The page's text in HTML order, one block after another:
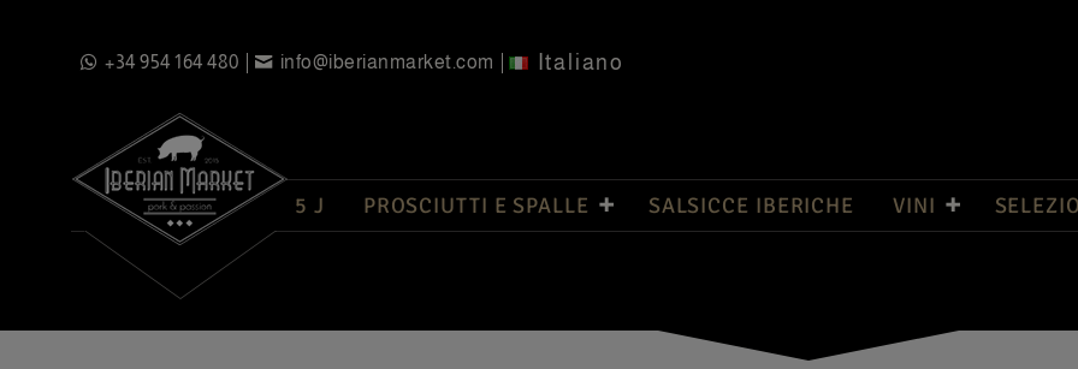
+34 954 164 480 info@iberianmarket.com Italiano
5 J PROSCIUTTI E SPALLE SALSICCE IBERICHE VINI